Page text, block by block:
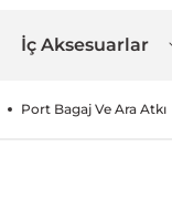
İç Aksesuarlar
Port Bagaj Ve Ara Atkı